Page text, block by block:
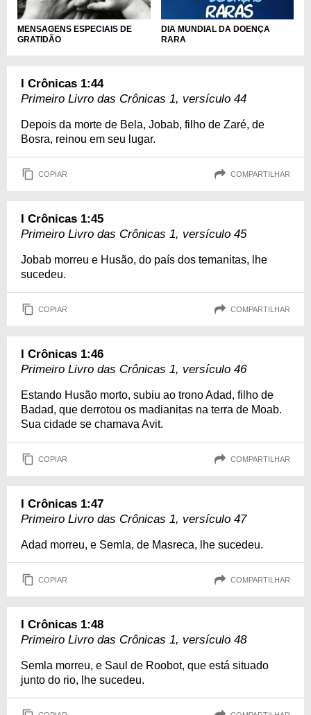
MENSAGENS ESPECIAIS DE
GRATIDÃO
DIA MUNDIAL DA DOENÇA
RARA
I Crônicas 1:44
Primeiro Livro das Crônicas 1, versículo 44
Depois da morte de Bela, Jobab, filho de Zaré, de
Bosra, reinou em seu lugar.
COPIAR COMPARTILHAR
I Crônicas 1:45
Primeiro Livro das Crônicas 1, versículo 45
Jobab morreu e Husão, do país dos temanitas, lhe
sucedeu.
COPIAR COMPARTILHAR
I Crônicas 1:46
Primeiro Livro das Crônicas 1, versículo 46
Estando Husão morto, subiu ao trono Adad, filho de
Badad, que derrotou os madianitas na terra de Moab.
Sua cidade se chamava Avit.
COPIAR COMPARTILHAR
I Crônicas 1:47
Primeiro Livro das Crônicas 1, versículo 47
Adad morreu, e Semla, de Masreca, lhe sucedeu.
COPIAR COMPARTILHAR
I Crônicas 1:48
Primeiro Livro das Crônicas 1, versículo 48
Semla morreu, e Saul de Roobot, que está situado
junto do rio, lhe sucedeu.